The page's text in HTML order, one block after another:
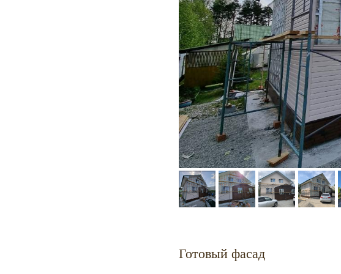
Готовый фасад